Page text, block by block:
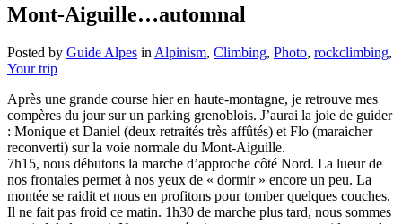
Mont-Aiguille…automnal
Posted by Guide Alpes in Alpinism, Climbing, Photo, rockclimbing,
Your trip
Après une grande course hier en haute-montagne, je retrouve mes
compères du jour sur un parking grenoblois. J’aurai la joie de guider
: Monique et Daniel (deux retraités très affûtés) et Flo (maraicher
reconverti) sur la voie normale du Mont-Aiguille.
7h15, nous débutons la marche d’approche côté Nord. La lueur de
nos frontales permet à nos yeux de « dormir » encore un peu. La
montée se raidit et nous en profitons pour tomber quelques couches.
Il ne fait pas froid ce matin. 1h30 de marche plus tard, nous sommes